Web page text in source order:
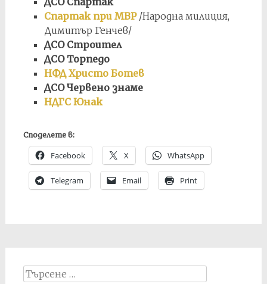
Спартак при МВР/Народна милиция,
Димитър Генчев/
ДСО Строител
ДСО Торпедо
НФД Христо Ботев
ДСО Червено знаме
НДГС Юнак
Споделете в:
Facebook X WhatsApp
Telegram Email Print
Search